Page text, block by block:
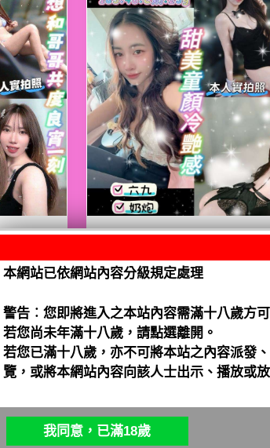
眠
）
泰國$2500（騷）
本網站已依網站內容分級規定處理
警告︰您即將進入之本站內容需滿十八歲方可
若您尚未年滿十八歲，請點選離開。
若您已滿十八歲，亦不可將本站之內容派發
覽，或將本網站內容向該人士出示、播放或放
我同意，已滿18歲